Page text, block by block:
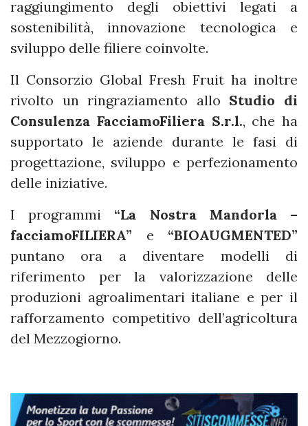
raggiungimento degli obiettivi legati a
sostenibilità, innovazione tecnologica e
sviluppo delle filiere coinvolte.
Il Consorzio Global Fresh Fruit ha inoltre
rivolto un ringraziamento allo Studio di
Consulenza FacciamoFiliera S.r.l., che ha
supportato le aziende durante le fasi di
progettazione, sviluppo e perfezionamento
delle iniziative.
I programmi “La Nostra Mandorla –
facciamoFILIERA” e “BIOAUGMENTED”
puntano ora a diventare modelli di
riferimento per la valorizzazione delle
produzioni agroalimentari italiane e per il
rafforzamento competitivo dell’agricoltura
del Mezzogiorno.